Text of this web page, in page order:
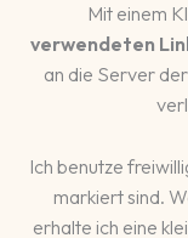
Mit einem
verwendeten
an die Server
Ich benutze
markiert sind.
erhalte ich eine